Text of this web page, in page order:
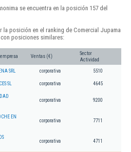
se encuentra en la posición 157 del
posición en el ranking de Comercial Jupama
posiciones similares:
Ventas (€)
Sector
Actividad
SRL corporativa 5510
SL corporativa 4645
corporativa 9200
EN
corporativa 7711
corporativa 4711